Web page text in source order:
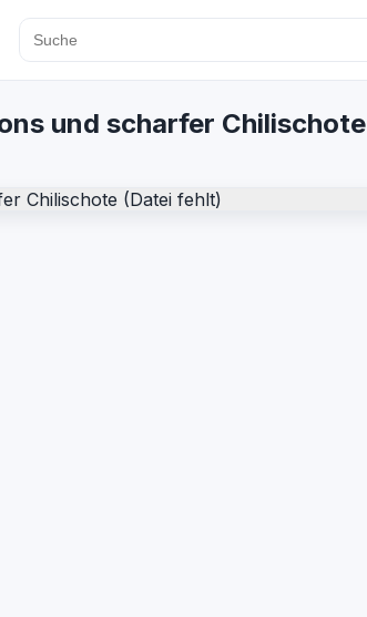
und scharfer Chilischote